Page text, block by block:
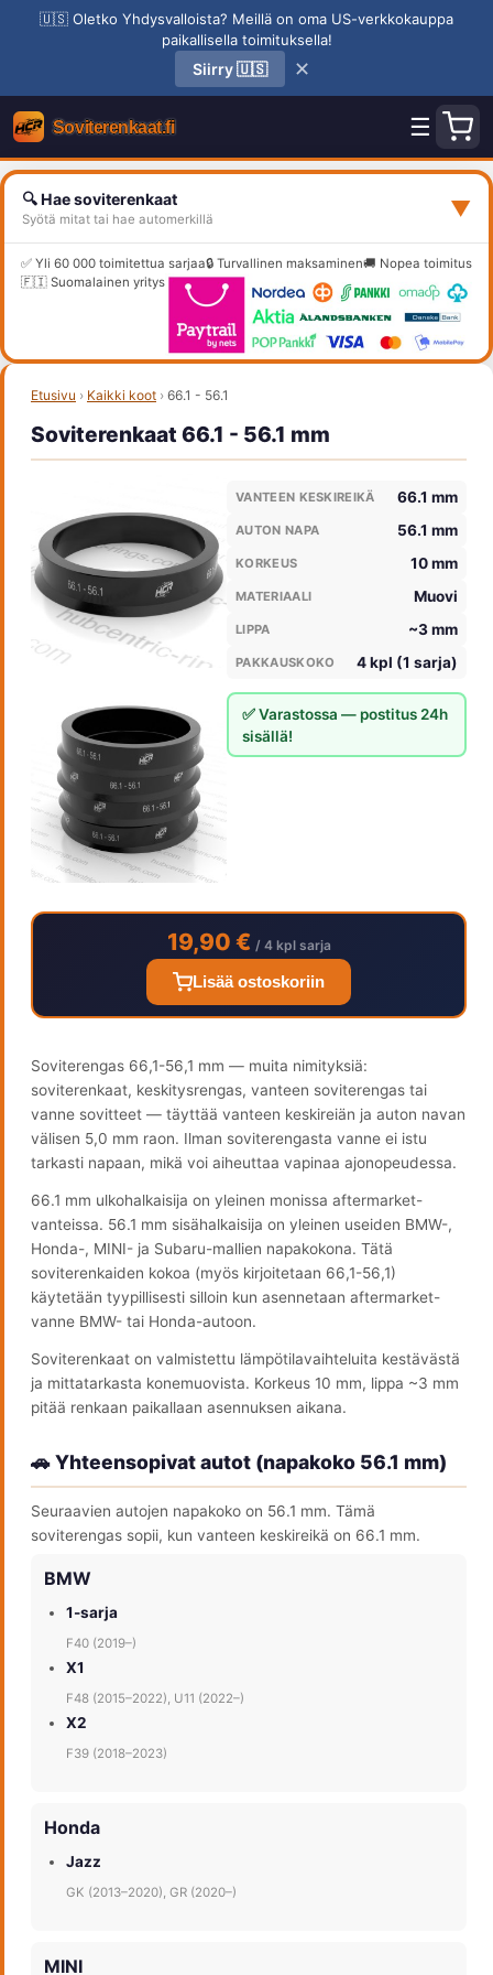
🇺🇸 Oletko Yhdysvalloista? Meillä on oma US-verkkokauppa
paikallisella toimituksella!
Siirry 🇺🇸 ✕
☰
🔍 Hae soviterenkaat
Syötä mitat tai hae automerkillä ▼
✅ Yli 60 000 toimitettua sarjaa🔒 Turvallinen maksaminen🚚 Nopea toimitus
🇫🇮 Suomalainen yritys
Etusivu › Kaikki koot › 66.1 - 56.1
Soviterenkaat 66.1 - 56.1 mm
VANTEEN KESKIREIKÄ 66.1 mm
AUTON NAPA 56.1 mm
KORKEUS 10 mm
MATERIAALI Muovi
LIPPA ~3 mm
PAKKAUSKOKO 4 kpl (1 sarja)
✅ Varastossa — postitus 24h
sisällä!
19,90 € / 4 kpl sarja
Lisää ostoskoriin
Soviterengas 66,1-56,1 mm — muita nimityksiä:
soviterenkaat, keskitysrengas, vanteen soviterengas tai
vanne sovitteet — täyttää vanteen keskireiän ja auton navan
välisen 5,0 mm raon. Ilman soviterengasta vanne ei istu
tarkasti napaan, mikä voi aiheuttaa vapinaa ajonopeudessa.
66.1 mm ulkohalkaisija on yleinen monissa aftermarket-
vanteissa. 56.1 mm sisähalkaisija on yleinen useiden BMW-,
Honda-, MINI- ja Subaru-mallien napakokona. Tätä
soviterenkaiden kokoa (myös kirjoitetaan 66,1-56,1)
käytetään tyypillisesti silloin kun asennetaan aftermarket-
vanne BMW- tai Honda-autoon.
Soviterenkaat on valmistettu lämpötilavaihteluita kestävästä
ja mittatarkasta konemuovista. Korkeus 10 mm, lippa ~3 mm
pitää renkaan paikallaan asennuksen aikana.
🚗 Yhteensopivat autot (napakoko 56.1 mm)
Seuraavien autojen napakoko on 56.1 mm. Tämä
soviterengas sopii, kun vanteen keskireikä on 66.1 mm.
BMW
1-sarja
F40 (2019–)
X1
F48 (2015–2022), U11 (2022–)
X2
F39 (2018–2023)
Honda
Jazz
GK (2013–2020), GR (2020–)
MINI